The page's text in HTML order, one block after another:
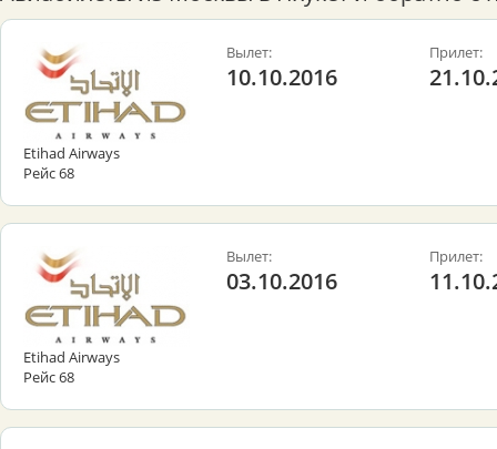
Etihad Airways
Рейс 68
Вылет:
10.10.2016
Прилет:
Etihad Airways
Рейс 68
Вылет:
03.10.2016
Прилет: